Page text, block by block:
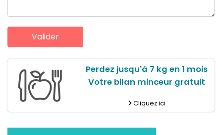
Perdez jusqu'à 7 kg en 1 mois
Votre bilan minceur gratuit
Cliquez ici